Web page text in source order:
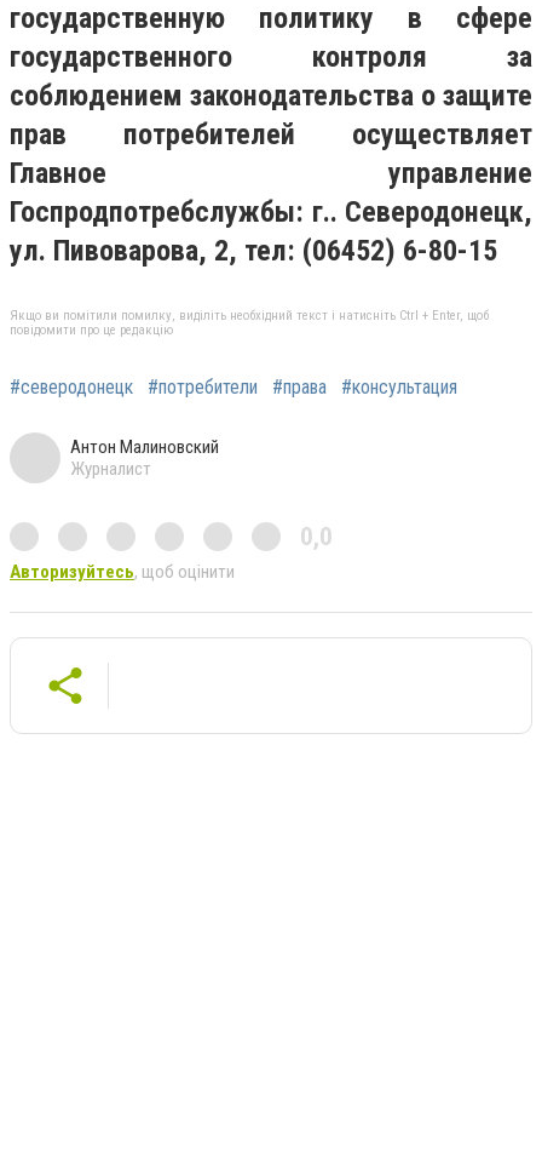
государственную политику в сфере
государственного контроля за
соблюдением законодательства о защите
прав потребителей осуществляет
Главное управление
Госпродпотребслужбы: г.. Северодонецк,
ул. Пивоварова, 2, тел: (06452) 6-80-15
Якщо ви помітили помилку, виділіть необхідний текст і натисніть Ctrl + Enter, щоб
повідомити про це редакцію
#северодонецк #потребители #права #консультация
Антон Малиновский
Журналист
0,0
Авторизуйтесь, щоб оцінити